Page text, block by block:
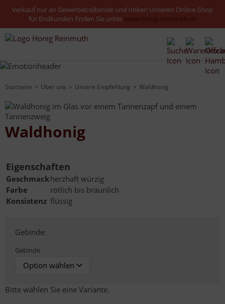
Verkauf nur an Gewerbetreibende und Imker! Unseren Online-Shop
für Endkunden finden Sie unter www.honig-reinmuth.de
Startseite Über uns Unsere Empfehlung Waldhonig
Waldhonig
Eigenschaften
Geschmackherzhaft würzig
Farbe
rötlich bis bräunlich
Konsistenz flüssig
Gebinde:
Gebinde
Bitte wählen Sie eine Variante.